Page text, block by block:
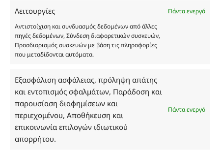
Λειτουργίες
Πάντα ενεργό
Αντιστοίχιση και συνδυασμός δεδομένων από άλλες
πηγές δεδομένων, Σύνδεση διαφορετικών συσκευών,
Προσδιορισμός συσκευών με βάση τις πληροφορίες
που μεταδίδονται αυτόματα.
Εξασφάλιση ασφάλειας, πρόληψη απάτης
και εντοπισμός σφαλμάτων, Παράδοση και
παρουσίαση διαφημίσεων και
περιεχομένου, Αποθήκευση και
επικοινωνία επιλογών ιδιωτικού
απορρήτου.
Πάντα ενεργό
Τηλ. 2314 016010
ΑΦΜ 803285309
ΓΕΜΗ 193802504000
Ωράριο Καταστήματος
Δευτέρα: 08:30–16:30
Τρίτη: 08:30–16:30
Τετάρτη: 08:30–16:30
Πέμπτη: 08:30–16:30
Παρασκευή: 08:30–16:30